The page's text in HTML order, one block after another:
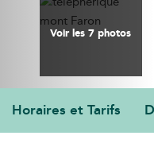
Voir les 7 photos
Horaires et Tarifs